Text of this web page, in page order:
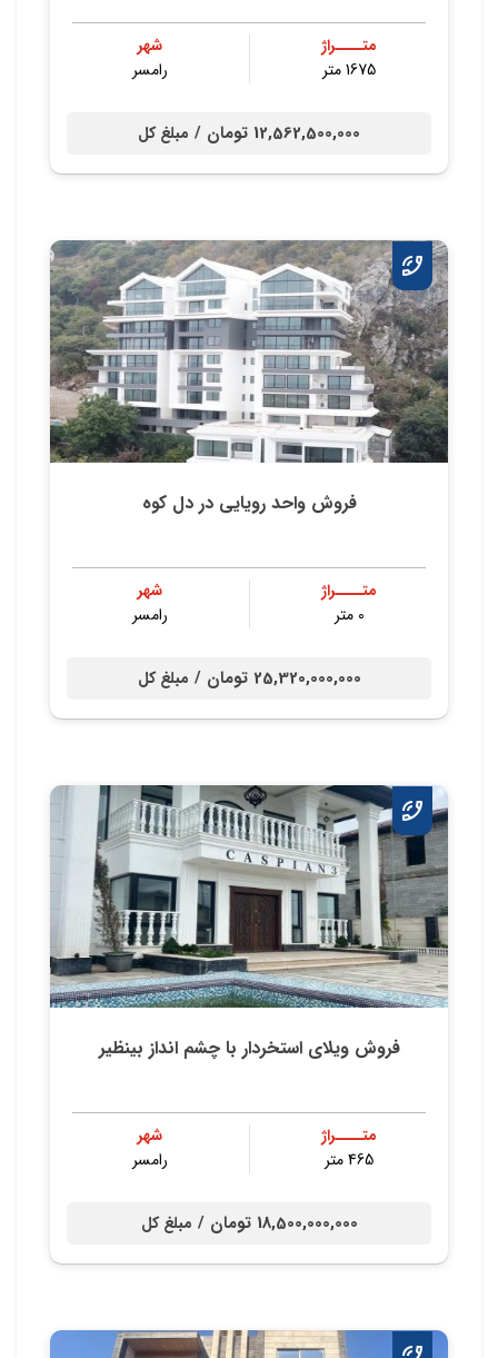
متــــراژ
1675 متر
شهر
رامسر
12,562,500,000 تومان / مبلغ کل
فروش واحد رویایی در دل کوه
متــــراژ
0 متر
شهر
رامسر
25,320,000,000 تومان / مبلغ کل
فروش ویلای استخردار با چشم انداز بینظیر
متــــراژ
465 متر
شهر
رامسر
18,500,000,000 تومان / مبلغ کل